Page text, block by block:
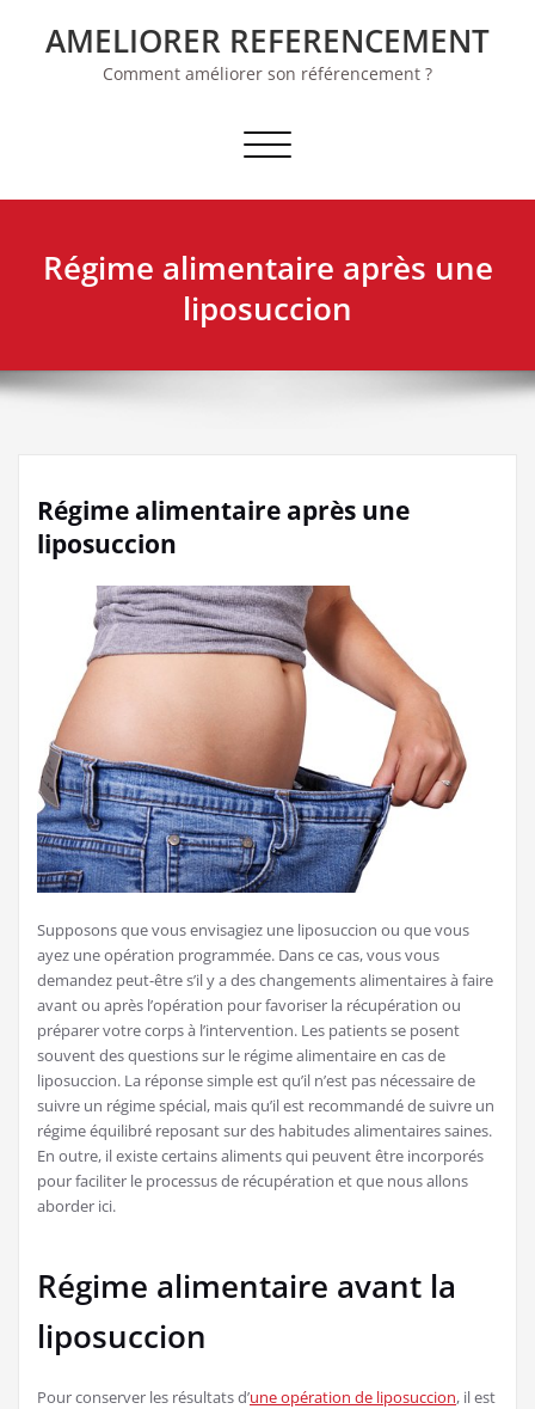
AMELIORER REFERENCEMENT
Comment améliorer son référencement ?
Afficher/masquer la navigation
Régime alimentaire après une
liposuccion
Régime alimentaire après une
liposuccion
Supposons que vous envisagiez une liposuccion ou que vous
ayez une opération programmée. Dans ce cas, vous vous
demandez peut-être s’il y a des changements alimentaires à faire
avant ou après l’opération pour favoriser la récupération ou
préparer votre corps à l’intervention. Les patients se posent
souvent des questions sur le régime alimentaire en cas de
liposuccion. La réponse simple est qu’il n’est pas nécessaire de
suivre un régime spécial, mais qu’il est recommandé de suivre un
régime équilibré reposant sur des habitudes alimentaires saines.
En outre, il existe certains aliments qui peuvent être incorporés
pour faciliter le processus de récupération et que nous allons
aborder ici.
Régime alimentaire avant la
liposuccion
Pour conserver les résultats d’une opération de liposuccion, il est